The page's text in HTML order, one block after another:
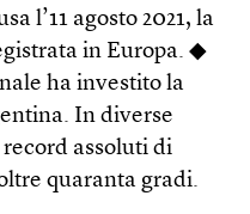
l’11 agosto 2021, la
in Europa. ◆
ha investito la
In diverse
assoluti di
quaranta gradi.